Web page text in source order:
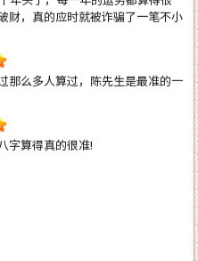
么多人算过，陈先生是最准的一
算得真的很准!